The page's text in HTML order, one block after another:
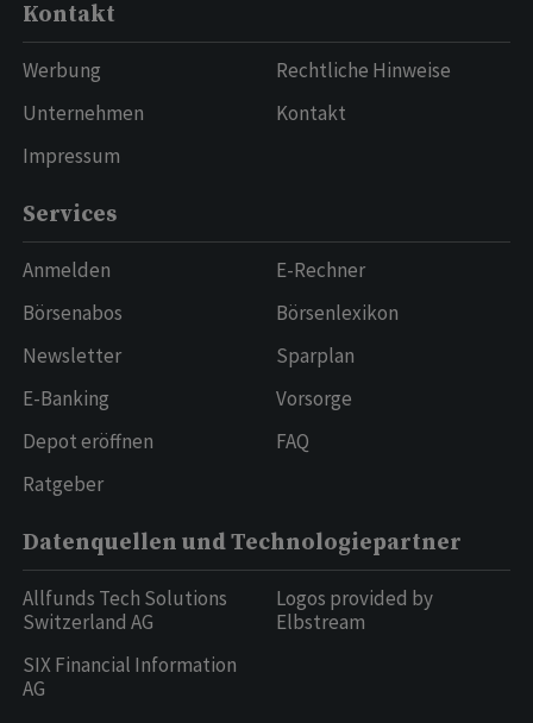
Kontakt
Werbung
Unternehmen
Impressum
Rechtliche Hinweise
Kontakt
Services
Anmelden
Börsenabos
Newsletter
E-Banking
Depot eröffnen
Ratgeber
E-Rechner
Börsenlexikon
Sparplan
Vorsorge
FAQ
Datenquellen und Technologiepartner
Allfunds Tech Solutions
Switzerland AG
SIX Financial Information
AG
Logos provided by
Elbstream